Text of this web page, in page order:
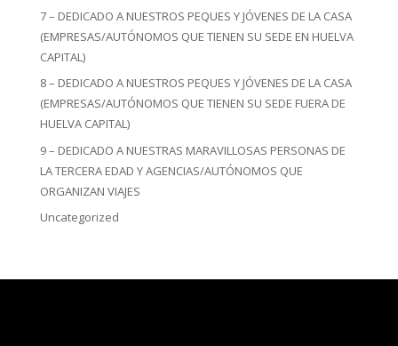
7 – DEDICADO A NUESTROS PEQUES Y JÓVENES DE LA CASA
(EMPRESAS/AUTÓNOMOS QUE TIENEN SU SEDE EN HUELVA
CAPITAL)
8 – DEDICADO A NUESTROS PEQUES Y JÓVENES DE LA CASA
(EMPRESAS/AUTÓNOMOS QUE TIENEN SU SEDE FUERA DE
HUELVA CAPITAL)
9 – DEDICADO A NUESTRAS MARAVILLOSAS PERSONAS DE
LA TERCERA EDAD Y AGENCIAS/AUTÓNOMOS QUE
ORGANIZAN VIAJES
Uncategorized